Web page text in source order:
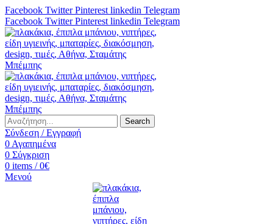
Facebook Twitter Pinterest linkedin Telegram
Facebook Twitter Pinterest linkedin Telegram
Search
Σύνδεση / Εγγραφή
0 Αγαπημένα
0 Σύγκριση
0 items / 0€
Μενού